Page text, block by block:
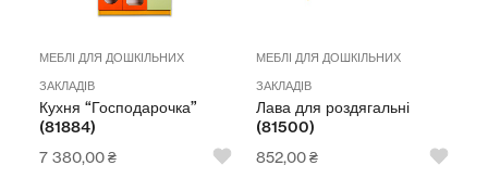
МЕБЛІ ДЛЯ ДОШКІЛЬНИХ
ЗАКЛАДІВ
Кухня “Господарочка”
(81884)
7 380,00₴
МЕБЛІ ДЛЯ ДОШКІЛЬНИХ
ЗАКЛАДІВ
Лава для роздягальні
(81500)
852,00₴